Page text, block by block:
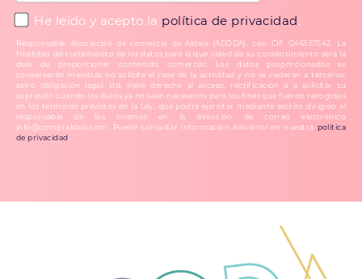
He leído y acepto la política de privacidad.
Responsable: Asociación de comercio de Aldaia (ACODA), con CIF G46557542. La
finalidad del tratamiento de los datos para la que usted da su consentimiento será la
dela de proporcionar contenido comercial. Los datos proporcionados se
conservarán mientras no solicite el cese de la actividad y no se cederán a terceros,
salvo obligación legal. Ud. tiene derecho al acceso, rectificación o a solicitar su
supresión cuando los datos ya no sean necesarios para los fines que fueron recogidos
en los términos previstos en la Ley, que podrá ejercitar mediante escrito dirigido al
responsable de los mismos en la dirección de correo electrónico
info@compraldaia.com. Puede consultar información adicional en nuestra política
de privacidad